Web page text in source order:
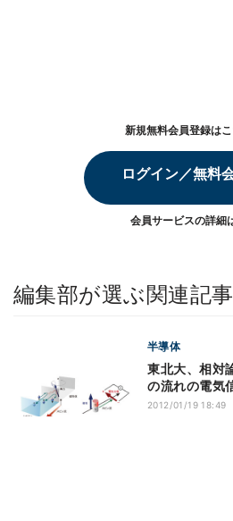
新規無料会員登録は
ログイン／無料
会員サービスの詳細
編集部が選ぶ関連記事
半導体
東北大、相対
の流れの電気
2012/01/19 18:49